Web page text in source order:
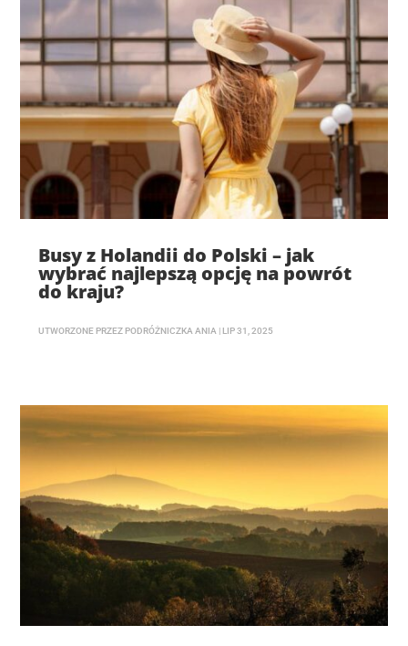
Busy z Holandii do Polski – jak
wybrać najlepszą opcję na powrót
do kraju?
UTWORZONE PRZEZ PODRÓŻNICZKA ANIA LIP 31, 2025